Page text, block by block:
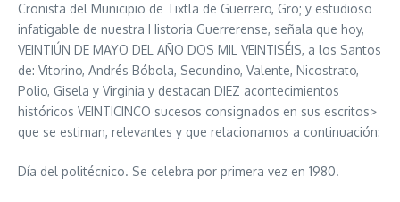
Cronista del Municipio de Tixtla de Guerrero, Gro; y estudioso
infatigable de nuestra Historia Guerrerense, señala que hoy,
VEINTIÚN DE MAYO DEL AÑO DOS MIL VEINTISÉIS, a los Santos
de: Vitorino, Andrés Bóbola, Secundino, Valente, Nicostrato,
Polio, Gisela y Virginia y destacan DIEZ acontecimientos
históricos VEINTICINCO sucesos consignados en sus escritos>
que se estiman, relevantes y que relacionamos a continuación:
Día del politécnico. Se celebra por primera vez en 1980.